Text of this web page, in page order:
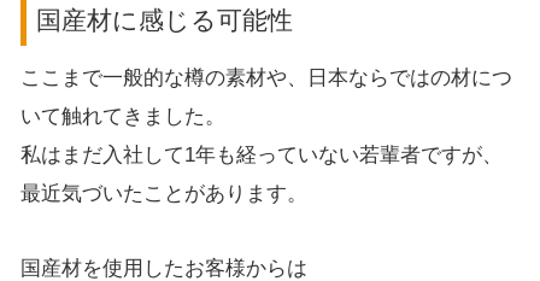
国産材に感じる可能性
ここまで一般的な樽の素材や、日本ならではの材につ
いて触れてきました。
私はまだ入社して1年も経っていない若輩者ですが、
最近気づいたことがあります。
国産材を使用したお客様からは